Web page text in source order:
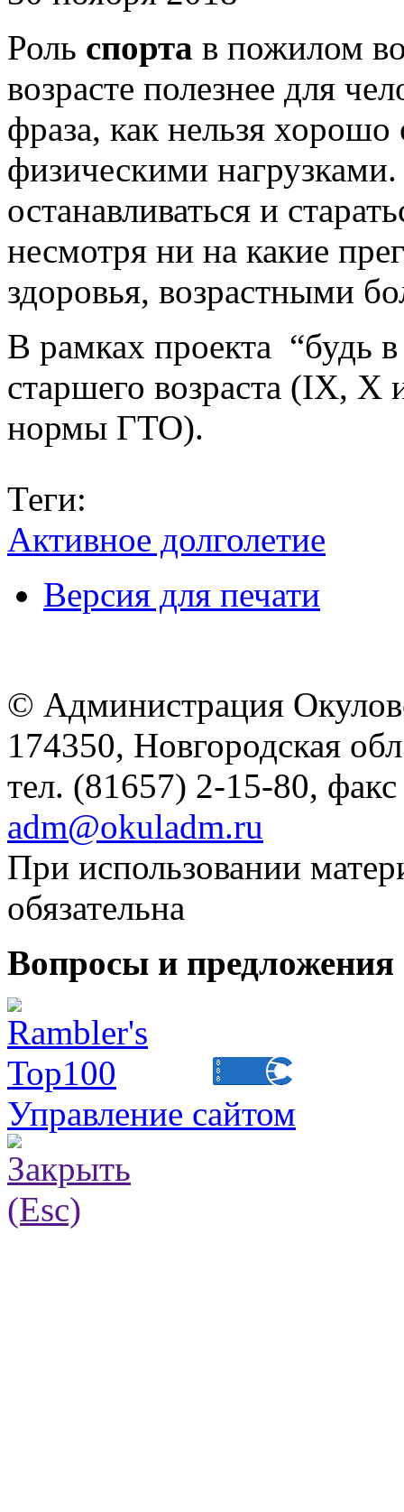
Роль спорта в пожилом
возрасте полезнее для
фраза, как нельзя хорошо
физическими
останавливаться и
несмотря ни на какие
здоровья, возрастными
В рамках проекта “будь
старшего возраста (IX, X
нормы ГТО).
Теги:
Активное долголетие
Версия для печати
© Администрация
174350, Новгородская
тел. (81657) 2-15-80,
adm@okuladm.ru
При использовании
обязательна
Вопросы и
Управление сайтом